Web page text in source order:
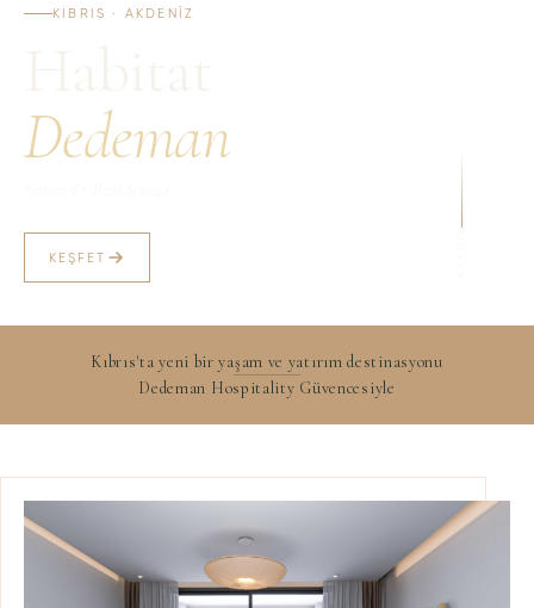
KIBRIS · AKDENIZ
Dedeman
KEŞFET
Kıbrıs'ta yeni bir yaşam ve yatırım destinasyonu
Dedeman Hospitality Güvencesiyle